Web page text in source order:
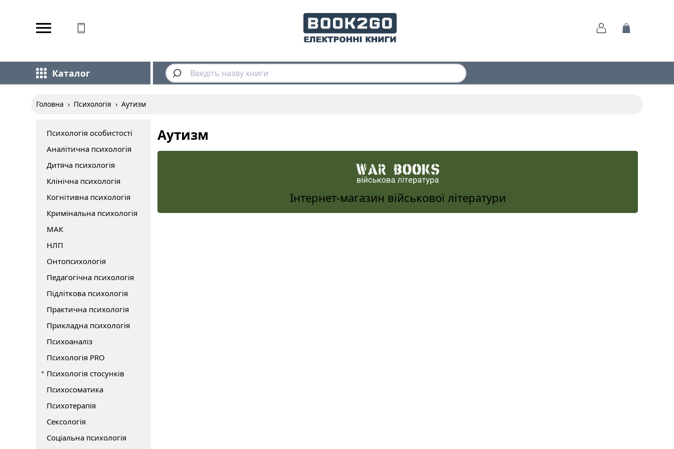
Каталог
Головна › Психологія › Аутизм
Психологія особистості
Аналітична психологія
Дитяча психологія
Клінічна психологія
Когнітивна психологія
Кримінальна психологія
МАК
НЛП
Онтопсихологія
Педагогічна психологія
Підліткова психологія
Практична психологія
Прикладна психологія
Психоаналіз
Психологія PRO
Психологія стосунків
Психосоматика
Психотерапія
Сексологія
Соціальна психологія
Аутизм
Інтернет-магазин військової літератури